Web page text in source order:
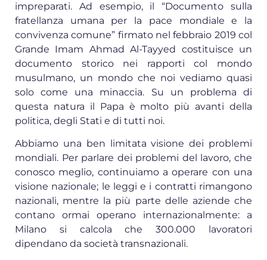
impreparati. Ad esempio, il “Documento sulla
fratellanza umana per la pace mondiale e la
convivenza comune” firmato nel febbraio 2019 col
Grande Imam Ahmad Al-Tayyed costituisce un
documento storico nei rapporti col mondo
musulmano, un mondo che noi vediamo quasi
solo come una minaccia. Su un problema di
questa natura il Papa è molto più avanti della
politica, degli Stati e di tutti noi.
Abbiamo una ben limitata visione dei problemi
mondiali. Per parlare dei problemi del lavoro, che
conosco meglio, continuiamo a operare con una
visione nazionale; le leggi e i contratti rimangono
nazionali, mentre la più parte delle aziende che
contano ormai operano internazionalmente: a
Milano si calcola che 300.000 lavoratori
dipendano da società transnazionali.